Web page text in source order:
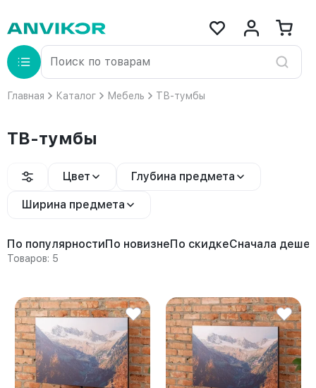
Главная Каталог Мебель ТВ-тумбы
ТВ-тумбы
Цвет Глубина предмета
Ширина предмета
По популярностиПо новизнеПо скидкеСначала
Товаров: 5